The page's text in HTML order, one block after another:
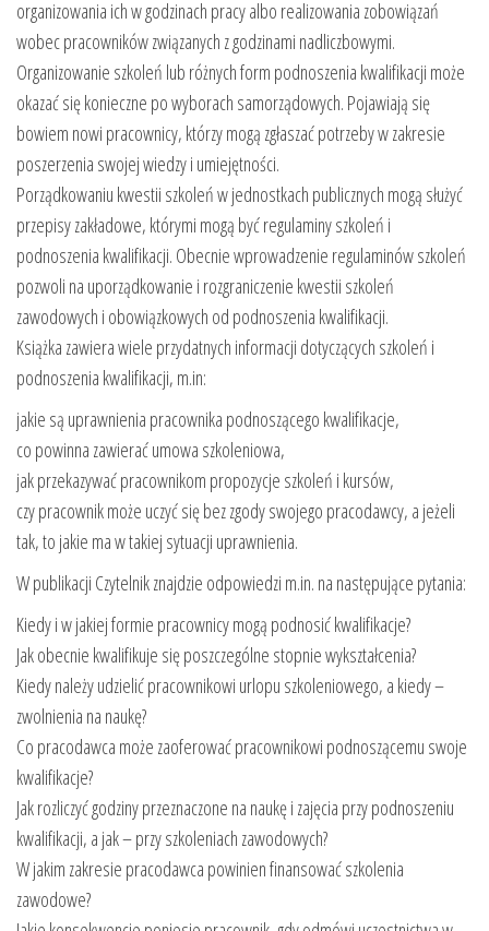
organizowania ich w godzinach pracy albo realizowania zobowiązań
wobec pracowników związanych z godzinami nadliczbowymi.
Organizowanie szkoleń lub różnych form podnoszenia kwalifikacji może
okazać się konieczne po wyborach samorządowych. Pojawiają się
bowiem nowi pracownicy, którzy mogą zgłaszać potrzeby w zakresie
poszerzenia swojej wiedzy i umiejętności.
Porządkowaniu kwestii szkoleń w jednostkach publicznych mogą służyć
przepisy zakładowe, którymi mogą być regulaminy szkoleń i
podnoszenia kwalifikacji. Obecnie wprowadzenie regulaminów szkoleń
pozwoli na uporządkowanie i rozgraniczenie kwestii szkoleń
zawodowych i obowiązkowych od podnoszenia kwalifikacji.
Książka zawiera wiele przydatnych informacji dotyczących szkoleń i
podnoszenia kwalifikacji, m.in:
jakie są uprawnienia pracownika podnoszącego kwalifikacje,
co powinna zawierać umowa szkoleniowa,
jak przekazywać pracownikom propozycje szkoleń i kursów,
czy pracownik może uczyć się bez zgody swojego pracodawcy, a jeżeli
tak, to jakie ma w takiej sytuacji uprawnienia.
W publikacji Czytelnik znajdzie odpowiedzi m.in. na następujące pytania:
Kiedy i w jakiej formie pracownicy mogą podnosić kwalifikacje?
Jak obecnie kwalifikuje się poszczególne stopnie wykształcenia?
Kiedy należy udzielić pracownikowi urlopu szkoleniowego, a kiedy –
zwolnienia na naukę?
Co pracodawca może zaoferować pracownikowi podnoszącemu swoje
kwalifikacje?
Jak rozliczyć godziny przeznaczone na naukę i zajęcia przy podnoszeniu
kwalifikacji, a jak – przy szkoleniach zawodowych?
W jakim zakresie pracodawca powinien finansować szkolenia
zawodowe?